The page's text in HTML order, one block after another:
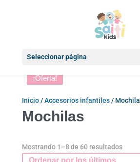
Seleccionar página
Inicio/Accesorios infantiles/
Mochilas
Mostrando 1–8 de 60 resultados
¡Oferta!
¡Oferta!
¡Oferta!
¡Oferta!
¡Oferta!
¡Oferta!
¡Oferta!
¡Oferta!